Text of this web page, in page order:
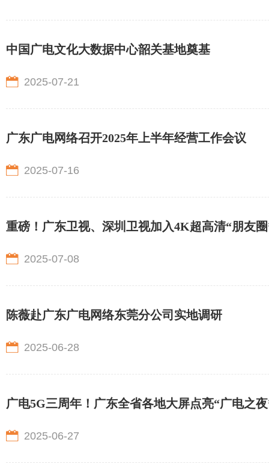
中国广电文化大数据中心韶关基地奠基
2025-07-21
广东广电网络召开2025年上半年经营工作会议
2025-07-16
重磅！广东卫视、深圳卫视加入4K超高清“朋友
2025-07-08
陈薇赴广东广电网络东莞分公司实地调研
2025-06-28
广电5G三周年！广东全省各地大屏点亮“广电之
2025-06-27